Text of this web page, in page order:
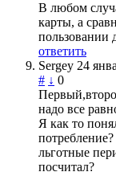
В любом
карты, а
пользовании
ответить
Sergey 24
# ↓ 0
надо все
Я как то
льготные
посчитал?